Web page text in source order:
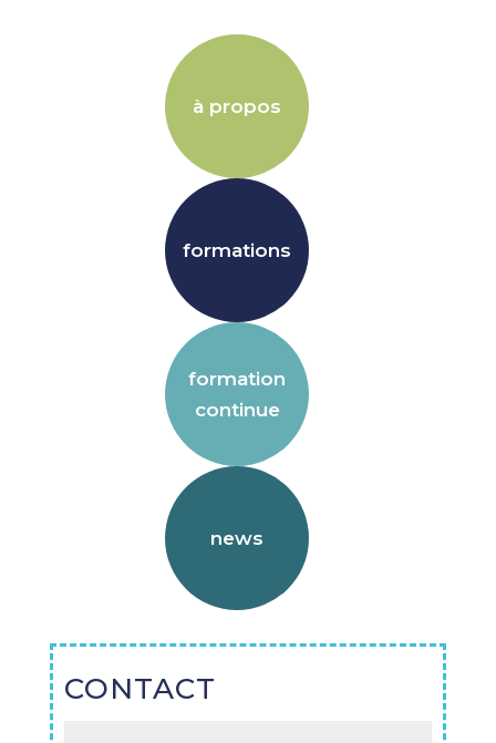
à propos
formations
formation
continue
news
CONTACT